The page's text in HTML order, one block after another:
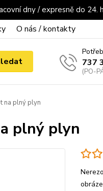
dny / expresně do 24.
O nás / kontakty
737
(PO-
na plný plyn
plný plyn